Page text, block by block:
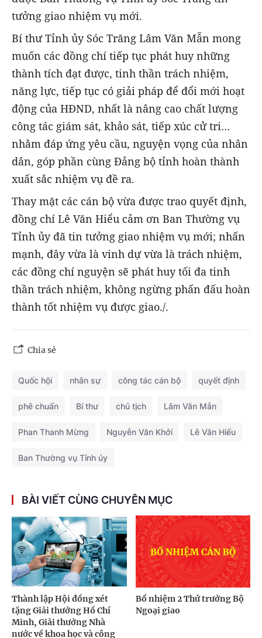
tưởng giao nhiệm vụ mới.
Bí thư Tỉnh ủy Sóc Trăng Lâm Văn Mẫn mong
muốn các đồng chí tiếp tục phát huy những
thành tích đạt được, tinh thần trách nhiệm,
năng lực, tiếp tục có giải pháp để đổi mới hoạt
động của HĐND, nhất là nâng cao chất lượng
công tác giám sát, khảo sát, tiếp xúc cử tri…
nhằm đáp ứng yêu cầu, nguyện vọng của nhân
dân, góp phần cùng Đảng bộ tỉnh hoàn thành
xuất sắc nhiệm vụ đề ra.
Thay mặt các cán bộ vừa được trao quyết định,
đồng chí Lê Văn Hiểu cảm ơn Ban Thường vụ
Tỉnh ủy đã tin tưởng giao nhiệm vụ mới; nhấn
mạnh, đây vừa là vinh dự vừa là trách nhiệm,
các đồng chí nguyện sẽ phát huy tối đa tinh
thần trách nhiệm, không ngừng phấn đấu hoàn
thành tốt nhiệm vụ được giao./.
Chia sẻ
Quốc hội nhân sự công tác cán bộ quyết định
phê chuẩn Bí thư chủ tịch Lâm Văn Mẫn
Phan Thanh Mừng Nguyễn Văn Khởi Lê Văn Hiểu
Ban Thường vụ Tỉnh ủy
BÀI VIẾT CÙNG CHUYÊN MỤC
Thành lập Hội đồng xét
tặng Giải thưởng Hồ Chí
Minh, Giải thưởng Nhà
nước về khoa học và công
Bổ nhiệm 2 Thứ trưởng Bộ
Ngoại giao